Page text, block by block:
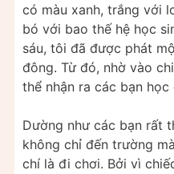
có màu xanh, trắng với
bó với bao thế hệ học
sáu, tôi đã được phát
đông. Từ đó, nhờ vào
thể nhận ra các bạn
Dường như các bạn rất
không chỉ đến trường
chí là đi chơi. Bởi vì